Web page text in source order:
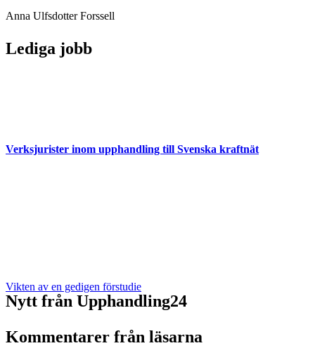
Anna Ulfsdotter Forssell
Lediga jobb
Verksjurister inom upphandling till Svenska kraftnät
Vikten av en gedigen förstudie
Nytt från Upphandling24
Kommentarer från läsarna